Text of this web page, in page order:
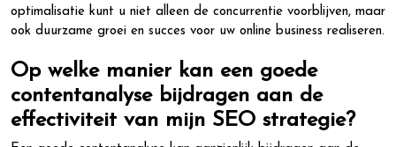
optimalisatie kunt u niet alleen de concurrentie voorblijven, maar
ook duurzame groei en succes voor uw online business realiseren.
Op welke manier kan een goede
contentanalyse bijdragen aan de
effectiviteit van mijn SEO strategie?